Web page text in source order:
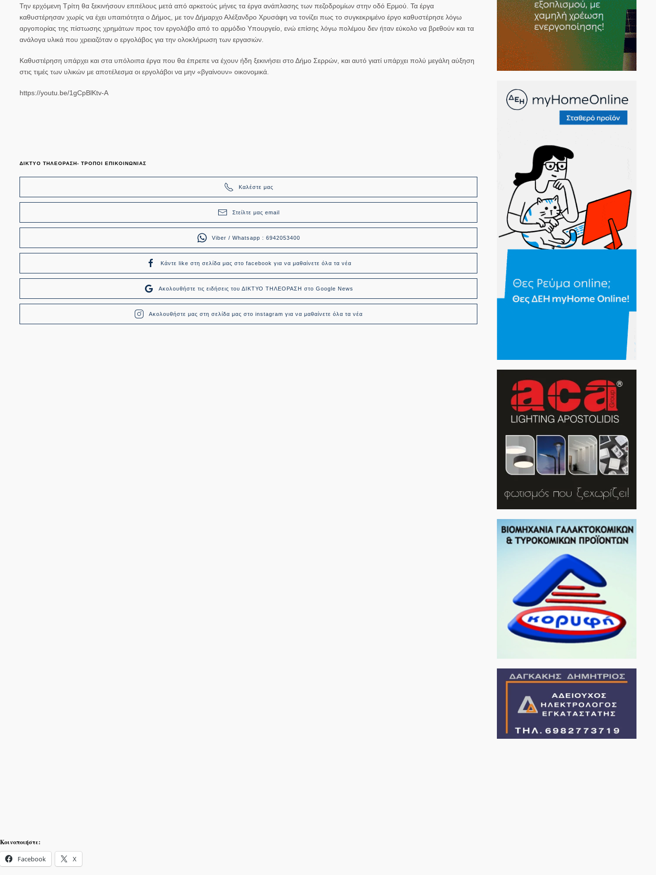
Την ερχόμενη Τρίτη θα ξεκινήσουν επιτέλους μετά από αρκετούς μήνες τα έργα ανάπλασης των πεζοδρομίων στην οδό Ερμού. Τα έργα
καθυστέρησαν χωρίς να έχει υπαιτιότητα ο Δήμος, με τον Δήμαρχο Αλέξανδρο Χρυσάφη να τονίζει πως το συγκεκριμένο έργο καθυστέρησε λόγω
αργοπορίας της πίστωσης χρημάτων προς τον εργολάβο από το αρμόδιο Υπουργείο, ενώ επίσης λόγω πολέμου δεν ήταν εύκολο να βρεθούν και τα
ανάλογα υλικά που χρειαζόταν ο εργολάβος για την ολοκλήρωση των εργασιών.
Καθυστέρηση υπάρχει και στα υπόλοιπα έργα που θα έπρεπε να έχουν ήδη ξεκινήσει στο Δήμο Σερρών, και αυτό γιατί υπάρχει πολύ μεγάλη αύξηση
στις τιμές των υλικών με αποτέλεσμα οι εργολάβοι να μην «βγαίνουν» οικονομικά.
https://youtu.be/1gCpBlKtv-A
ΔΙΚΤΥΟ ΤΗΛΕΟΡΑΣΗ- ΤΡΟΠΟΙ ΕΠΙΚΟΙΝΩΝΙΑΣ
Καλέστε μας
Στείλτε μας email
Viber / Whatsapp : 6942053400
Κάντε like στη σελίδα μας στο facebook για να μαθαίνετε όλα τα νέα
Ακολουθήστε τις ειδήσεις του ΔΙΚΤΥΟ ΤΗΛΕΟΡΑΣΗ στο Google News
Ακολουθήστε μας στη σελίδα μας στο instagram για να μαθαίνετε όλα τα νέα
Κοινοποιήστε:
Facebook X